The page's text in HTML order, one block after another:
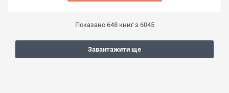
Показано 648книг з 6045
Завантажити ще